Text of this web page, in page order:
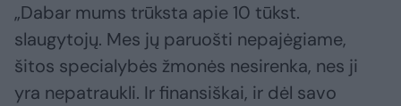
„Dabar mums trūksta apie 10 tūkst.
slaugytojų. Mes jų paruošti nepajėgiame,
šitos specialybės žmonės nesirenka, nes ji
yra nepatraukli. Ir finansiškai, ir dėl savo